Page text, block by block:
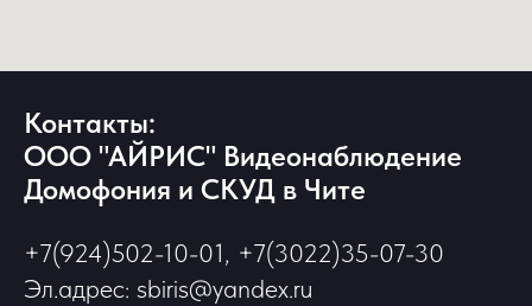
Контакты:
ООО "АЙРИС" Видеонаблюдение
Домофония и СКУД в Чите
+7(924)502-10-01, +7(3022)35-07-30
Эл.адрес: sbiris@yandex.ru